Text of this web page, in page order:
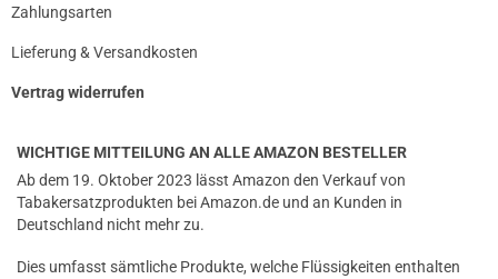
Zahlungsarten
Lieferung & Versandkosten
Vertrag widerrufen
WICHTIGE MITTEILUNG AN ALLE AMAZON BESTELLER
Ab dem 19. Oktober 2023 lässt Amazon den Verkauf von
Tabakersatzprodukten bei Amazon.de und an Kunden in
Deutschland nicht mehr zu.
Dies umfasst sämtliche Produkte, welche Flüssigkeiten enthalten